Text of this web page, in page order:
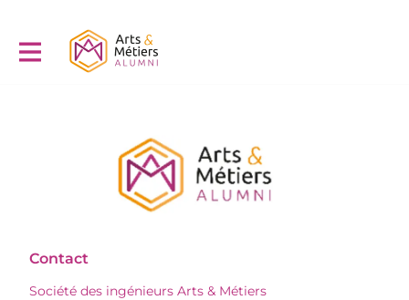
Contact
Société des ingénieurs Arts & Métiers